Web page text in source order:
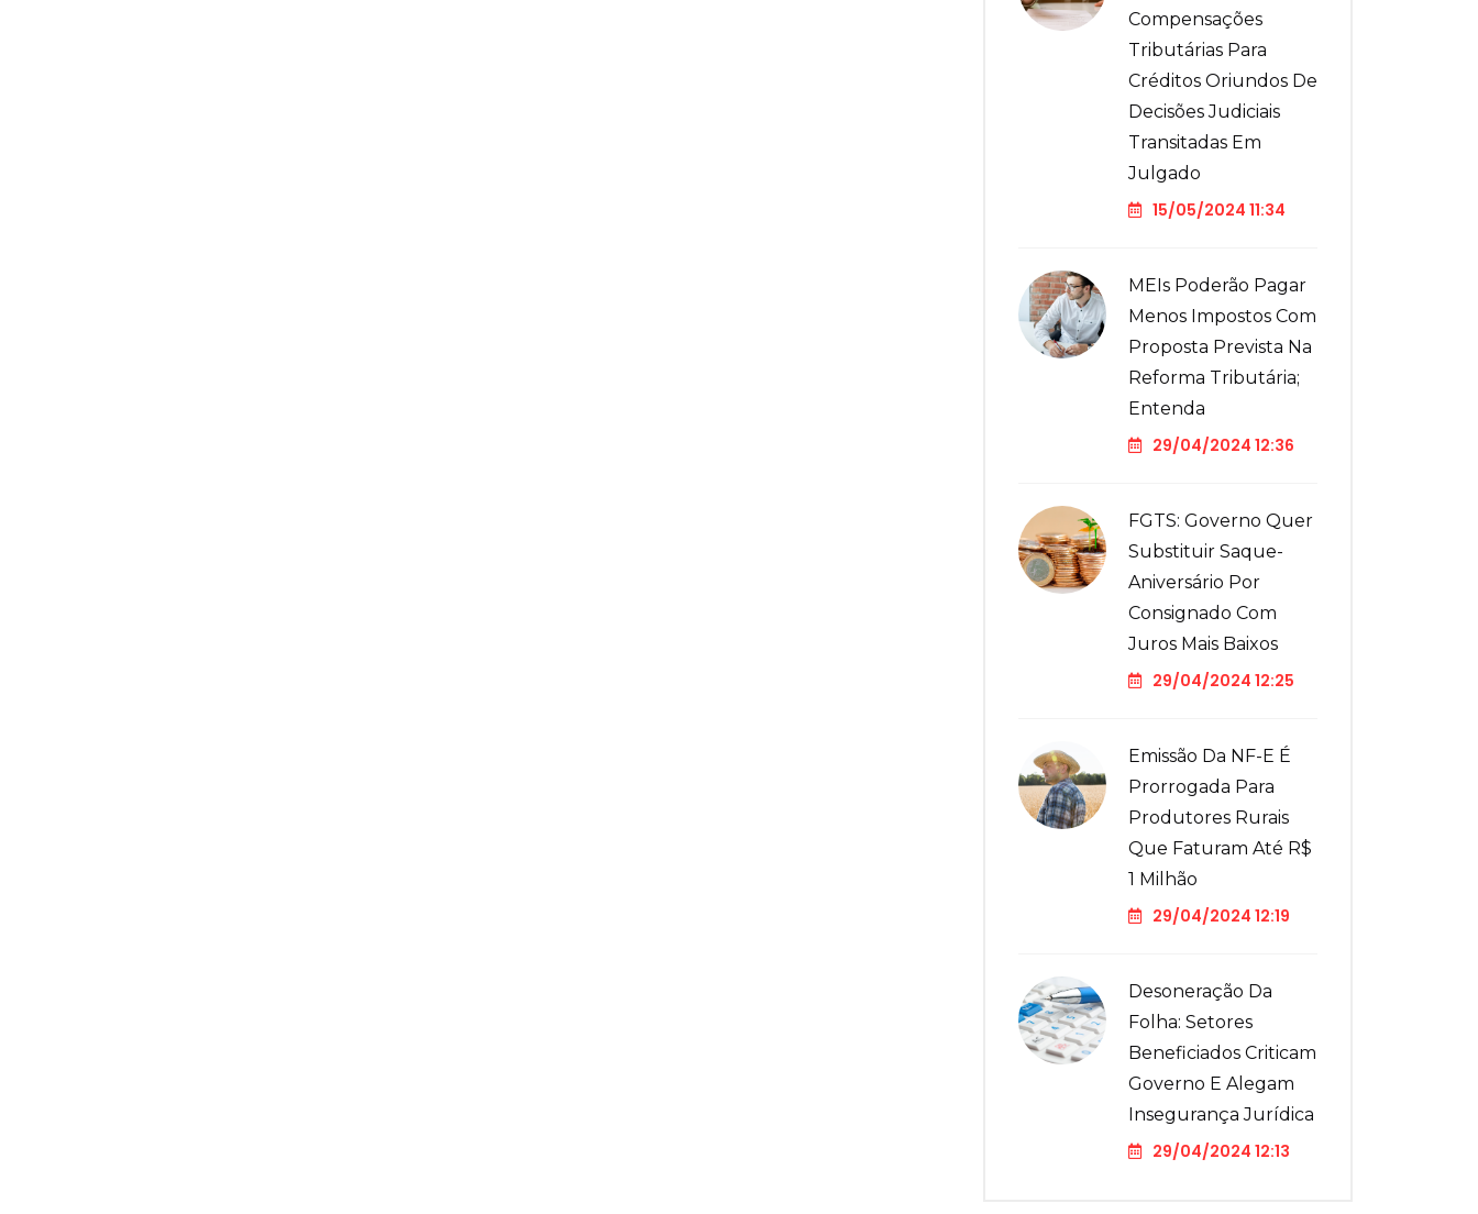
Compensações
Tributárias Para
Créditos Oriundos De
Decisões Judiciais
Transitadas Em
Julgado
15/05/2024 11:34
MEIs Poderão Pagar
Menos Impostos Com
Proposta Prevista Na
Reforma Tributária;
Entenda
29/04/2024 12:36
FGTS: Governo Quer
Substituir Saque-
Aniversário Por
Consignado Com
Juros Mais Baixos
29/04/2024 12:25
Emissão Da NF-E É
Prorrogada Para
Produtores Rurais
Que Faturam Até R$
1 Milhão
29/04/2024 12:19
Desoneração Da
Folha: Setores
Beneficiados Criticam
Governo E Alegam
Insegurança Jurídica
29/04/2024 12:13